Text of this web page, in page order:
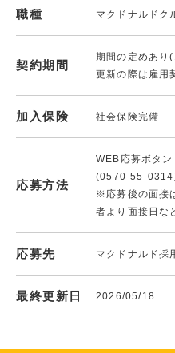
職種 マクドナルドク
契約期間
期間の定めあり
更新の際は雇用
加入保険 社会保険完備
応募方法
WEB応募ボタ
(0570-55-0314)
※応募後の面接
者より面接日な
応募先 マクドナルド採
最終更新日 2026/05/18